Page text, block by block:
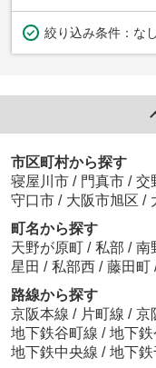
絞り込み条件： なし
市区町村から探す
寝屋川市 / 門真市 / 交
守口市 / 大阪市旭区 /
町名から探す
天野が原町 / 私部 / 南
星田 / 私部西 / 藤田町
路線から探す
京阪本線 / 片町線 / 京
地下鉄谷町線 / 地下
地下鉄中央線 / 地下